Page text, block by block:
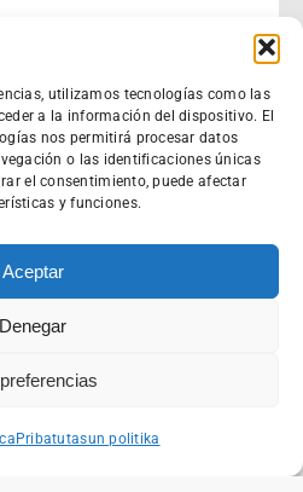
utilizamos tecnologías como las
a la información del dispositivo. El
nos permitirá procesar datos
o las identificaciones únicas
el consentimiento, puede afectar
y funciones.
Aceptar
Denegar
Pribatutasun politika